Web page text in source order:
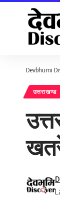
Devbhumi
उत्तराखण्ड